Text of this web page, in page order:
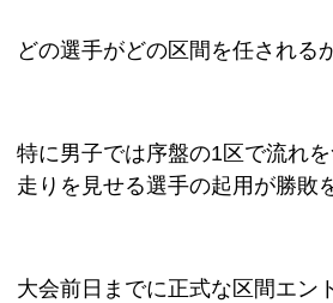
どの選手がどの区間を任される
特に男子では序盤の1区で流れ
走りを見せる選手の起用が勝敗
大会前日までに正式な区間エン